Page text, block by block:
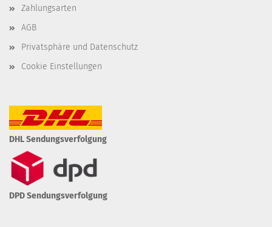
Zahlungsarten
AGB
Privatsphäre und Datenschutz
Cookie Einstellungen
DHL Sendungsverfolgung
DPD Sendungsverfolgung